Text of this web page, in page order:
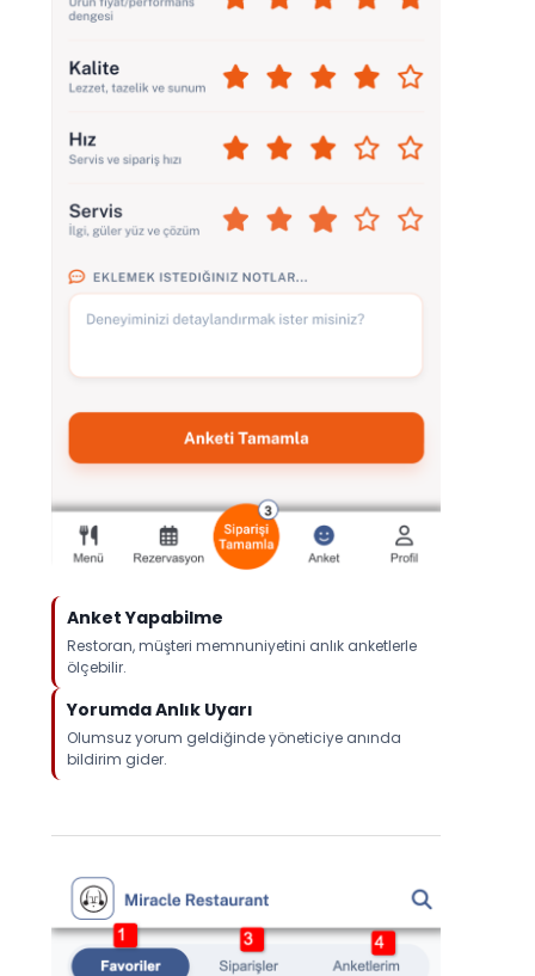
Anket Yapabilme
Restoran, müşteri memnuniyetini anlık anketlerle
ölçebilir.
Yorumda Anlık Uyarı
Olumsuz yorum geldiğinde yöneticiye anında
bildirim gider.